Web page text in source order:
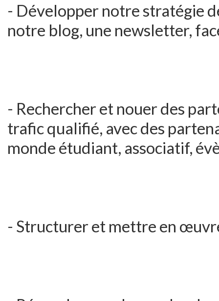
- Développer notre stratégie
notre blog, une newsletter,
- Rechercher et nouer des
trafic qualifié, avec des
monde étudiant, associatif,
- Structurer et mettre en